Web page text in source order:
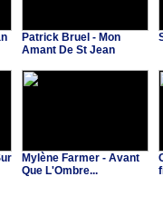
Patrick Bruel - Mon
Amant De St Jean
Mylène Farmer - Avant
Que L'Ombre...